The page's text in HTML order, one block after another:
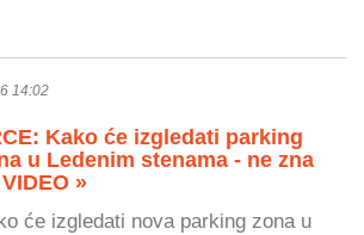
14:02
Kako će izgledati parking
u Ledenim stenama - ne zna
»
će izgledati nova parking zona u